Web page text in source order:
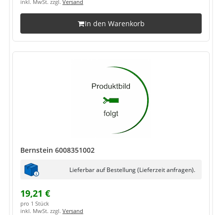
inkl. MwSt. zzgl. Versand
In den Warenkorb
Bernstein 6008351002
Lieferbar auf Bestellung (Lieferzeit anfragen).
19,21 €
pro 1 Stück
inkl. MwSt. zzgl. Versand